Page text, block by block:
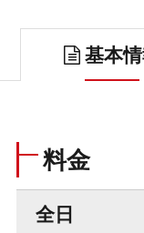
基本
料金
全日